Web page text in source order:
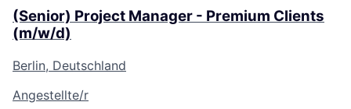
(Senior) Project Manager - Premium Clients
(m/w/d)
Berlin, Deutschland
Angestellte/r